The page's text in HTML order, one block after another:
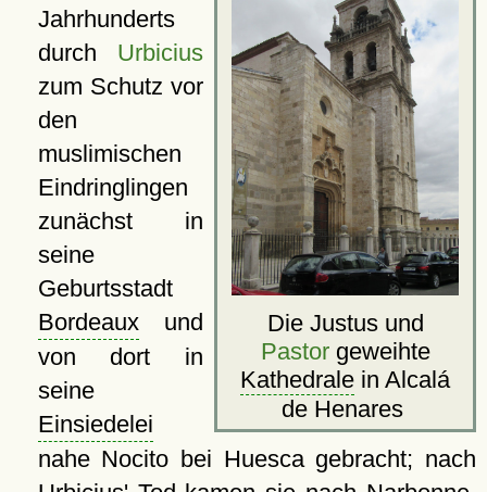
Die Justus und
Pastorgeweihte
Kathedrale in Alcalá
de Henares
Jahrhunderts
durch Urbicius
zum Schutz vor
den
muslimischen
Eindringlingen
zunächst in
seine
Geburtsstadt
Bordeauxund
von dort in
seine
Einsiedelei
nahe Nocito bei Huesca gebracht; nach